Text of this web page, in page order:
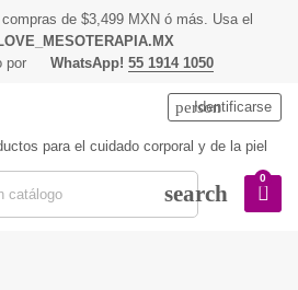
de $3,499 MXN ó más. Usa el
por
WhatsApp! 55 1914 1050
search
person
Identificarse
0